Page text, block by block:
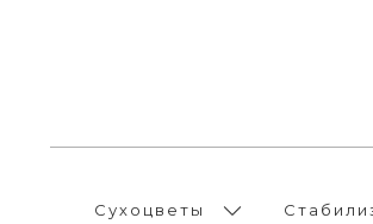
Сухоцветы